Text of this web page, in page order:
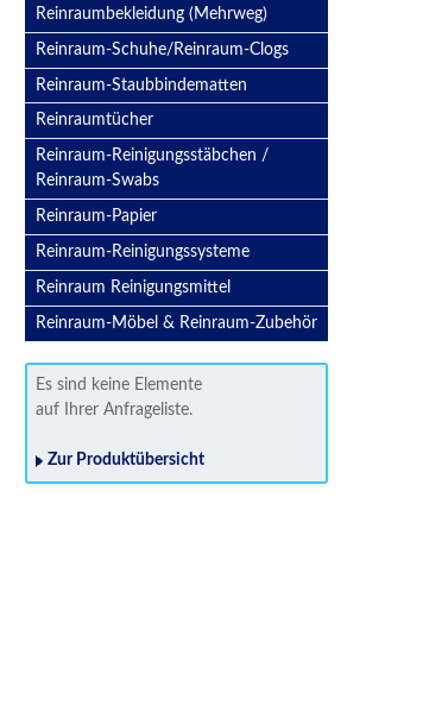
Reinraumbekleidung (Mehrweg)
Reinraum-Schuhe/Reinraum-Clogs
Reinraum-Staubbindematten
Reinraumtücher
Reinraum-Reinigungsstäbchen /
Reinraum-Swabs
Reinraum-Papier
Reinraum-Reinigungssysteme
Reinraum Reinigungsmittel
Reinraum-Möbel & Reinraum-Zubehör
Es sind keine Elemente
auf Ihrer Anfrageliste.
Zur Produktübersicht